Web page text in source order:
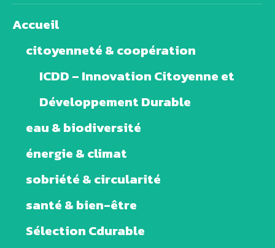
Accueil
citoyenneté & coopération
ICDD – Innovation Citoyenne et
Développement Durable
eau & biodiversité
énergie & climat
sobriété & circularité
santé & bien-être
Sélection Cdurable